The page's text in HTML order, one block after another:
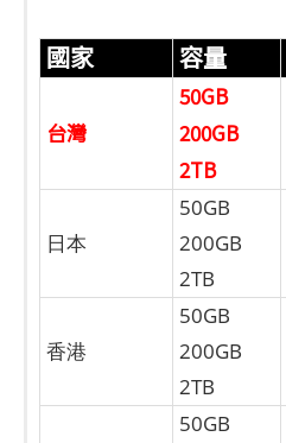
國家 容量
台灣
50GB
200GB
2TB
日本
50GB
200GB
2TB
香港
50GB
200GB
2TB
50GB